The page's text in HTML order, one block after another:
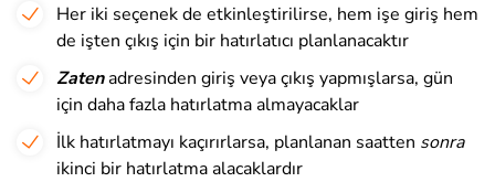
Her iki seçenek de etkinleştirilirse, hem işe giriş hem
de işten çıkış için bir hatırlatıcı planlanacaktır
Zatenadresinden giriş veya çıkış yapmışlarsa, gün
için daha fazla hatırlatma almayacaklar
İlk hatırlatmayı kaçırırlarsa, planlanan saatten sonra
ikinci bir hatırlatma alacaklardır